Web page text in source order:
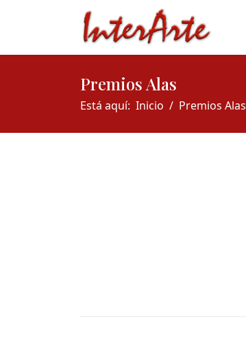
Premios Alas
Está aquí: Inicio Premios Alas